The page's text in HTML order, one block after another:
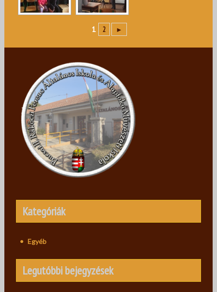
1 2 ►
Kategóriák
Egyéb
Legutóbbi bejegyzések